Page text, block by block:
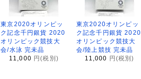
東京2020オリンピッ
ク記念千円銀貨 2020
オリンピック競技大
会/水泳 完未品
11,000 円(税別)
東京2020オリンピッ
ク記念千円銀貨 2020
オリンピック競技大
会/陸上競技 完未品
11,000 円(税別)